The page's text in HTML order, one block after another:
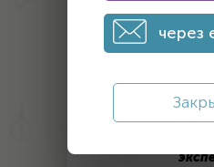
После отправки
течение дня с
через